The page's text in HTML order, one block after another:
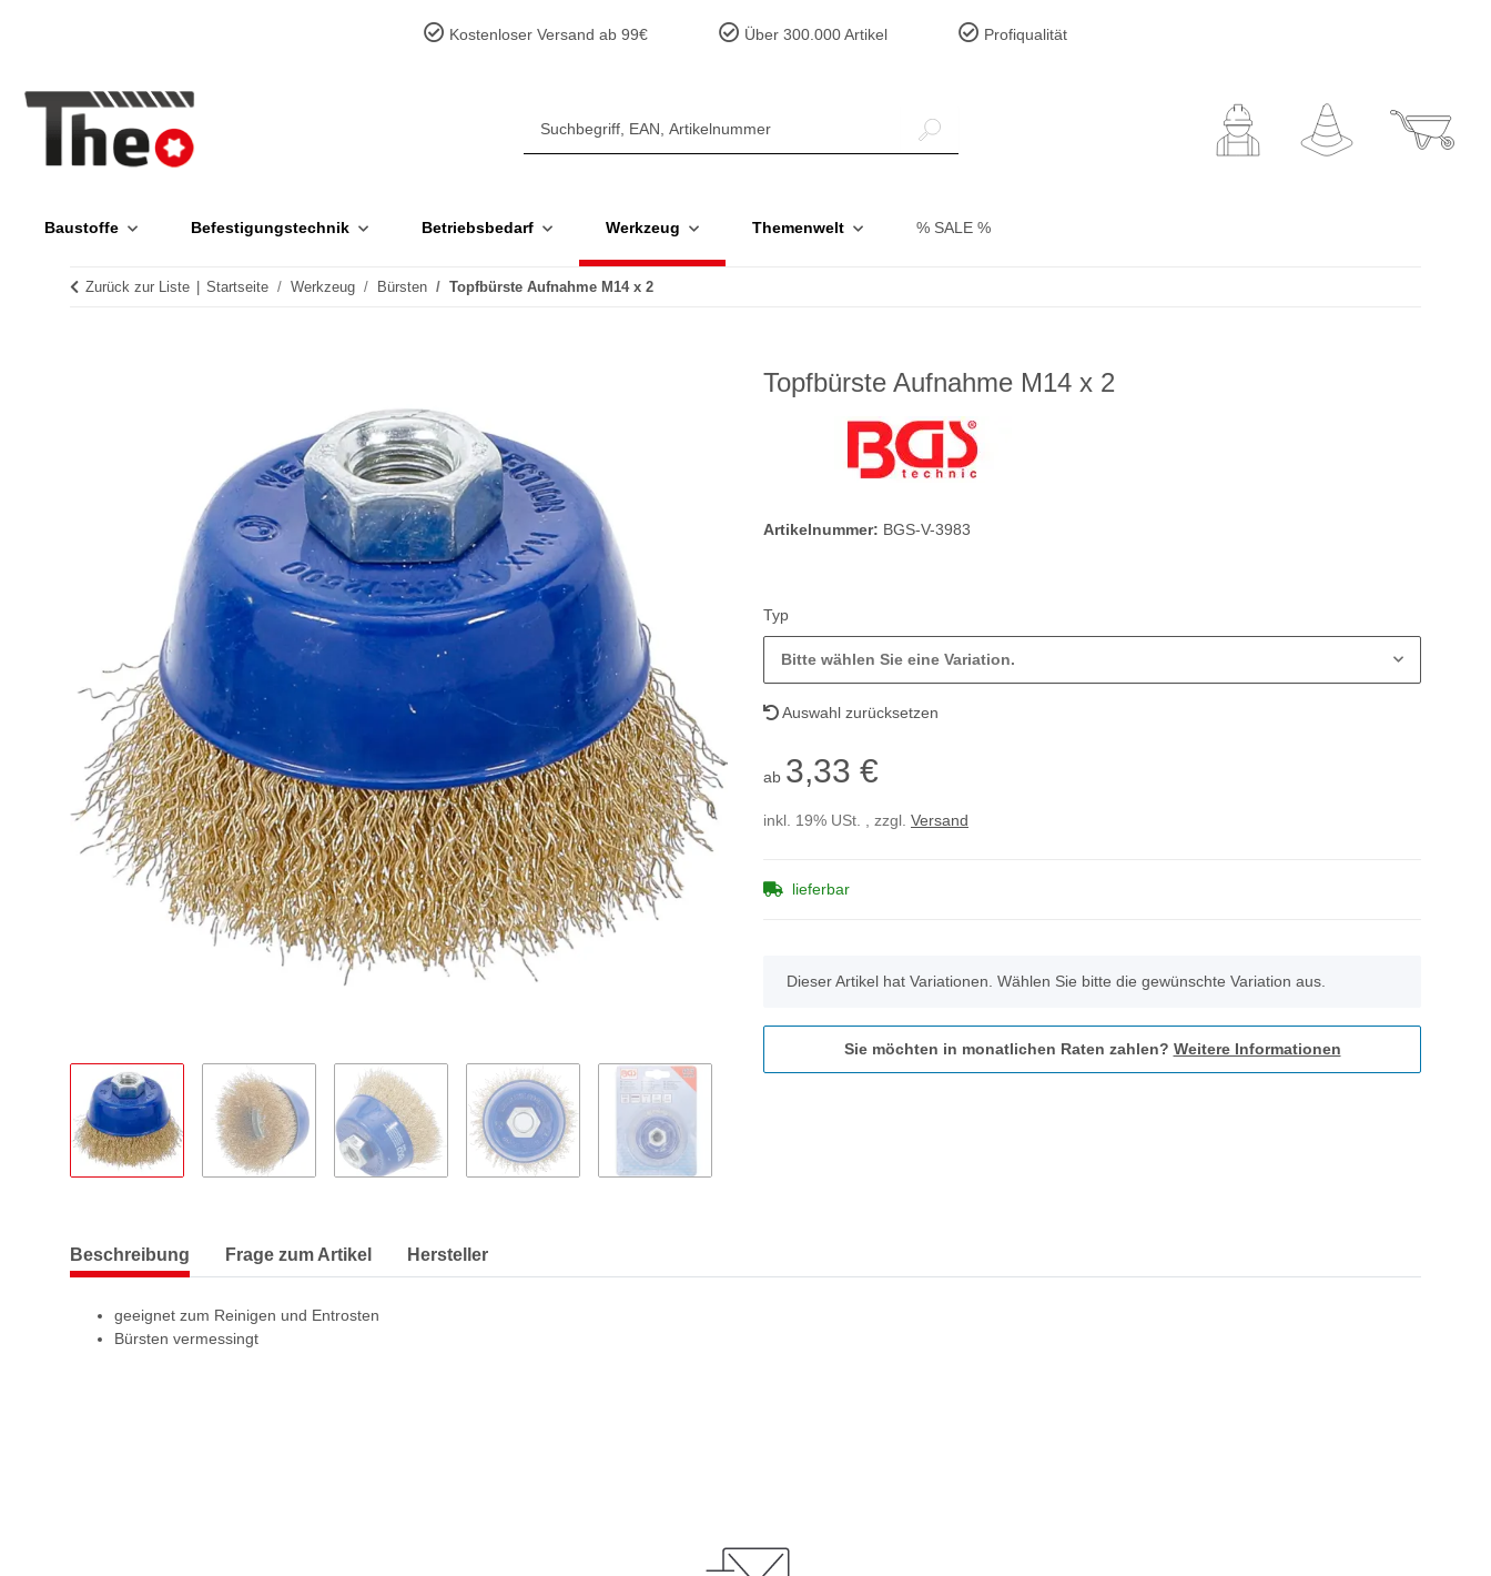
Kostenloser Versand ab 99€ Über 300.000 Artikel Profiqualität
Baustoffe Befestigungstechnik Betriebsbedarf Werkzeug Themenwelt % SALE %
Zurück zur Liste Startseite Werkzeug Bürsten Topfbürste Aufnahme M14 x 2
Topfbürste Aufnahme M14 x 2
Artikelnummer: BGS-V-3983
Typ
Bitte wählen Sie eine Variation.
Auswahl zurücksetzen
ab 3,33 €
inkl. 19% USt. , zzgl. Versand
lieferbar
x
Dieser Artikel hat Variationen. Wählen Sie bitte die gewünschte Variation aus.
Sie möchten in monatlichen Raten zahlen? Weitere Informationen
Beschreibung Frage zum Artikel Hersteller
geeignet zum Reinigen und Entrosten
Bürsten vermessingt